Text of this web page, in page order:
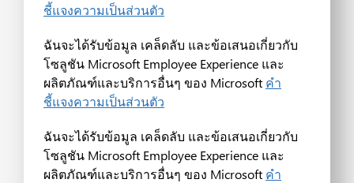
ชี้แจงความเป็นส่วนตัว
ฉันจะได้รับข้อมูล เคล็ดลับ และข้อเสนอเกี่ยวกับ
โซลูชัน Microsoft Employee Experience และ
ผลิตภัณฑ์และบริการอื่นๆ ของ Microsoft คำ
ชี้แจงความเป็นส่วนตัว
ฉันจะได้รับข้อมูล เคล็ดลับ และข้อเสนอเกี่ยวกับ
โซลูชัน Microsoft Employee Experience และ
ผลิตภัณฑ์และบริการอื่นๆ ของ Microsoft คำ